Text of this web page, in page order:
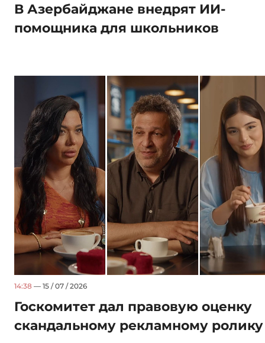
В Азербайджане внедрят ИИ-
помощника для школьников
14:38 — 15 / 07 / 2026
Госкомитет дал правовую оценку
скандальному рекламному